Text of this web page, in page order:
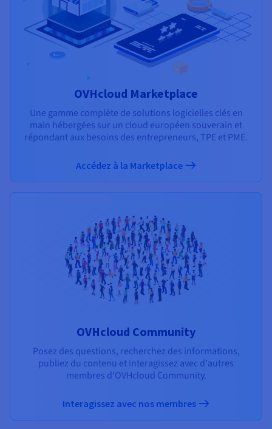
OVHcloud Marketplace
Une gamme complète de solutions logicielles clés en
main hébergées sur un cloud européen souverain et
répondant aux besoins des entrepreneurs, TPE et PME.
Accédez à la Marketplace
OVHcloud Community
Posez des questions, recherchez des informations,
publiez du contenu et interagissez avec d'autres
membres d'OVHcloud Community.
Interagissez avec nos membres